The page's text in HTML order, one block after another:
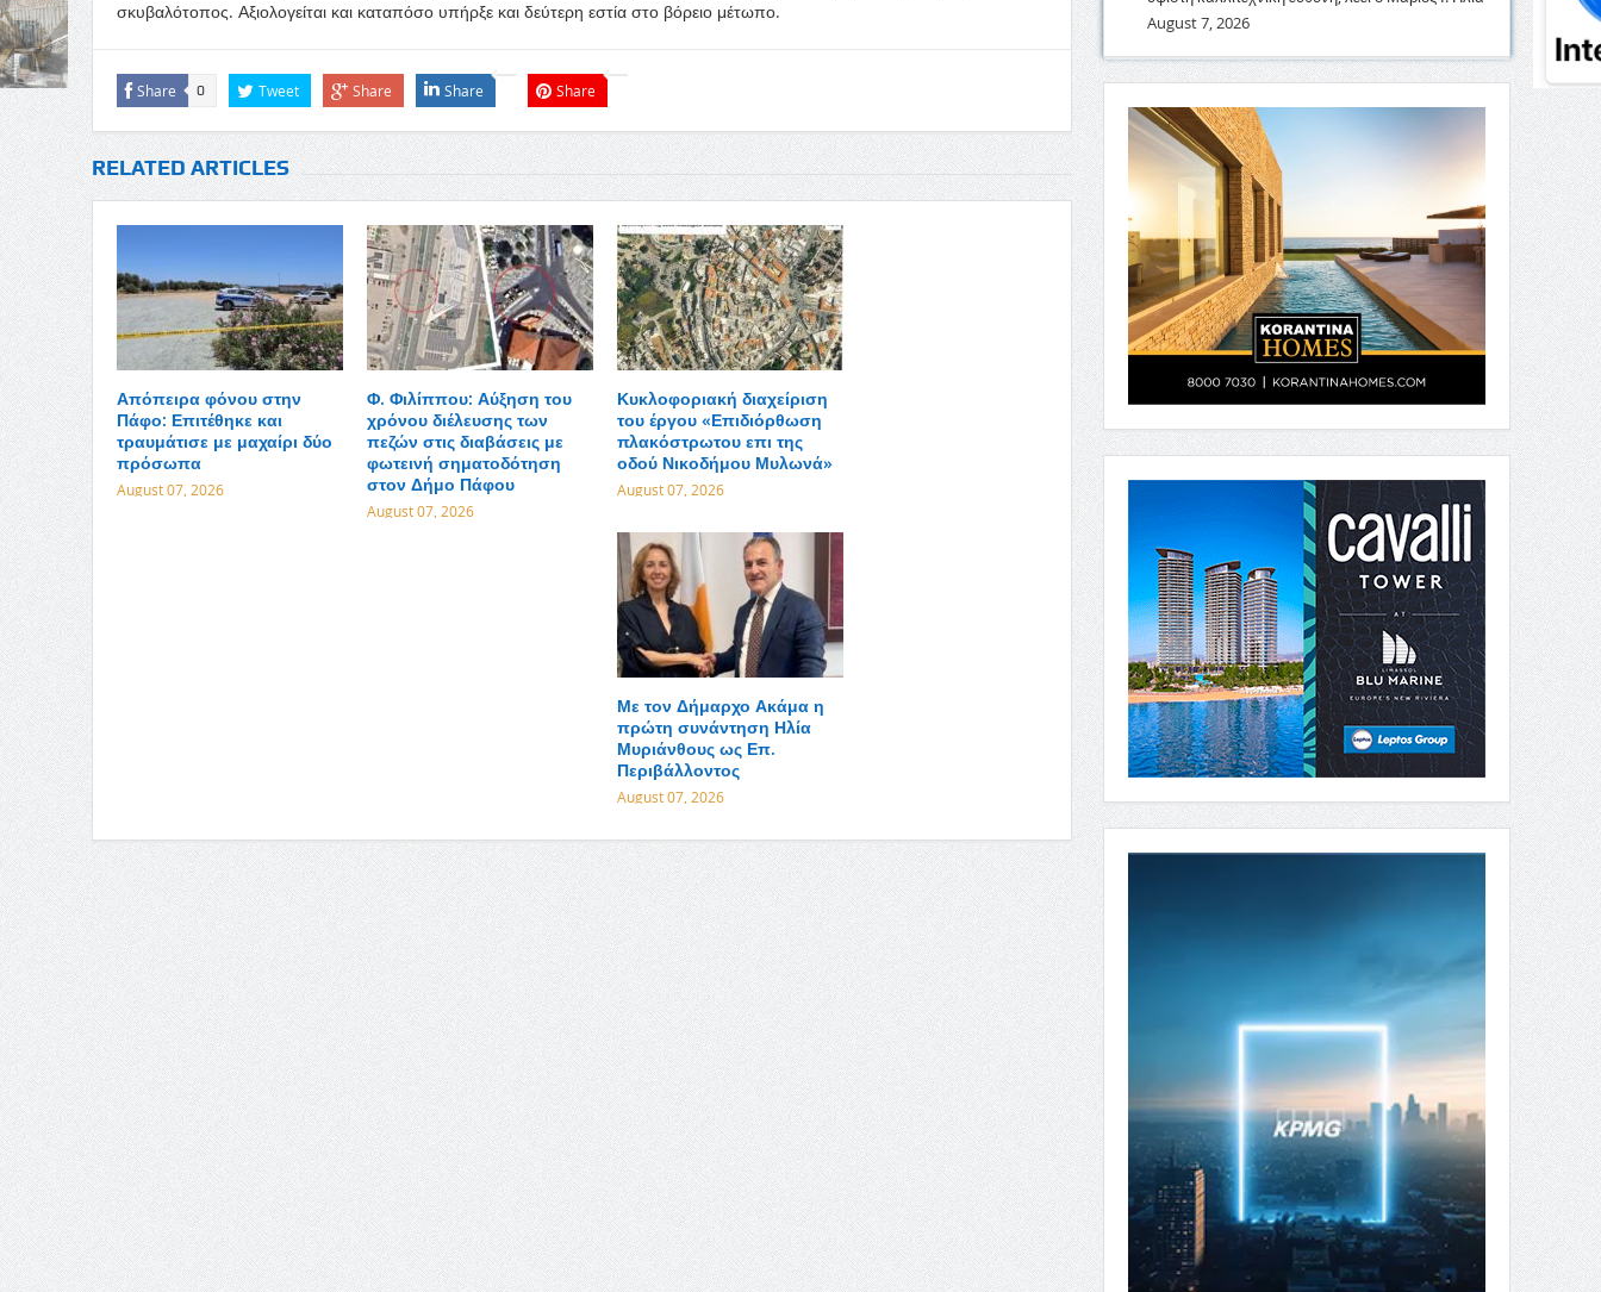
σκυβαλότοπος. Αξιολογείται και καταπόσο υπήρξε και δεύτερη εστία στο βόρειο μέτωπο.
Share 0 Tweet Share Share Share
RELATED ARTICLES
Απόπειρα φόνου στην
Πάφο: Επιτέθηκε και
τραυμάτισε με μαχαίρι δύο
πρόσωπα
August 07, 2026
Φ. Φιλίππου: Αύξηση του
χρόνου διέλευσης των
πεζών στις διαβάσεις με
φωτεινή σηματοδότηση
στον Δήμο Πάφου
August 07, 2026
Κυκλοφοριακή διαχείριση
του έργου «Επιδιόρθωση
πλακόστρωτου επι της
οδού Νικοδήμου Μυλωνά»
August 07, 2026
Με τον Δήμαρχο Ακάμα η
πρώτη συνάντηση Ηλία
Μυριάνθους ως Επ.
Περιβάλλοντος
August 07, 2026
August 7, 2026